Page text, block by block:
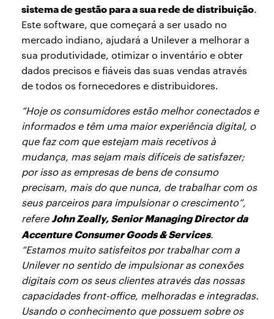
sistema de gestão para a sua rede de distribuição.
Este software, que começará a ser usado no
mercado indiano, ajudará a Unilever a melhorar a
sua produtividade, otimizar o inventário e obter
dados precisos e fiáveis das suas vendas através
de todos os fornecedores e distribuidores.
“Hoje os consumidores estão melhor conectados e
informados e têm uma maior experiência digital, o
que faz com que estejam mais recetivos à
mudança, mas sejam mais difíceis de satisfazer;
por isso as empresas de bens de consumo
precisam, mais do que nunca, de trabalhar com os
seus parceiros para impulsionar o crescimento”,
refereJohn Zeally, Senior Managing Director da
Accenture Consumer Goods & Services.
“Estamos muito satisfeitos por trabalhar com a
Unilever no sentido de impulsionar as conexões
digitais com os seus clientes através das nossas
capacidades front-office, melhoradas e integradas.
Usando o conhecimento que possuem sobre os